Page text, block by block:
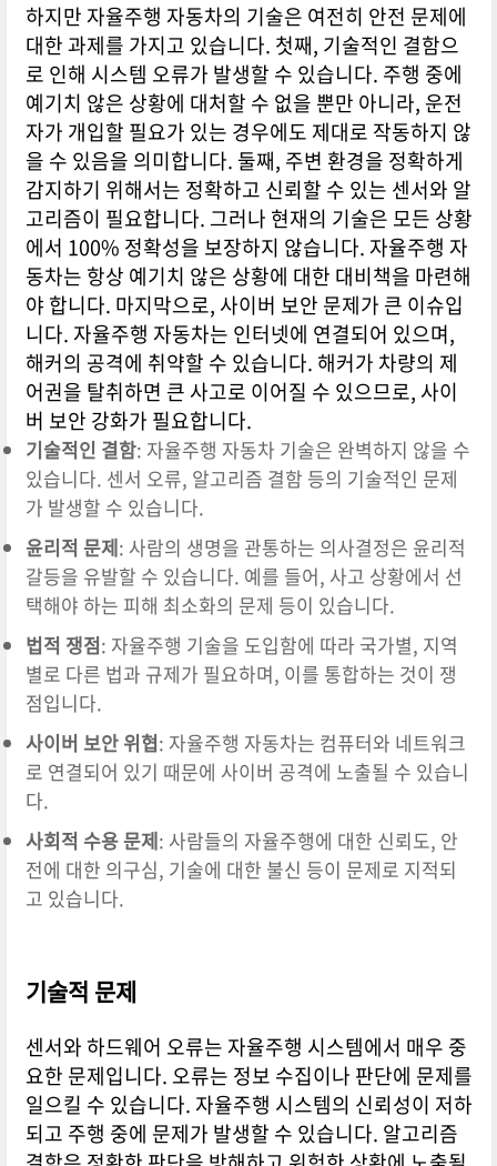
하지만 자율주행 자동차의 기술은 여전히 안전 문제에
대한 과제를 가지고 있습니다. 첫째, 기술적인 결함으
로 인해 시스템 오류가 발생할 수 있습니다. 주행 중에
예기치 않은 상황에 대처할 수 없을 뿐만 아니라, 운전
자가 개입할 필요가 있는 경우에도 제대로 작동하지 않
을 수 있음을 의미합니다. 둘째, 주변 환경을 정확하게
감지하기 위해서는 정확하고 신뢰할 수 있는 센서와 알
고리즘이 필요합니다. 그러나 현재의 기술은 모든 상황
에서 100% 정확성을 보장하지 않습니다. 자율주행 자
동차는 항상 예기치 않은 상황에 대한 대비책을 마련해
야 합니다. 마지막으로, 사이버 보안 문제가 큰 이슈입
니다. 자율주행 자동차는 인터넷에 연결되어 있으며,
해커의 공격에 취약할 수 있습니다. 해커가 차량의 제
어권을 탈취하면 큰 사고로 이어질 수 있으므로, 사이
버 보안 강화가 필요합니다.
기술적인 결함: 자율주행 자동차 기술은 완벽하지 않을 수
있습니다. 센서 오류, 알고리즘 결함 등의 기술적인 문제
가 발생할 수 있습니다.
윤리적 문제: 사람의 생명을 관통하는 의사결정은 윤리적
갈등을 유발할 수 있습니다. 예를 들어, 사고 상황에서 선
택해야 하는 피해 최소화의 문제 등이 있습니다.
법적 쟁점: 자율주행 기술을 도입함에 따라 국가별, 지역
별로 다른 법과 규제가 필요하며, 이를 통합하는 것이 쟁
점입니다.
사이버 보안 위협: 자율주행 자동차는 컴퓨터와 네트워크
로 연결되어 있기 때문에 사이버 공격에 노출될 수 있습니
다.
사회적 수용 문제: 사람들의 자율주행에 대한 신뢰도, 안
전에 대한 의구심, 기술에 대한 불신 등이 문제로 지적되
고 있습니다.
기술적 문제
센서와 하드웨어 오류는 자율주행 시스템에서 매우 중
요한 문제입니다. 오류는 정보 수집이나 판단에 문제를
일으킬 수 있습니다. 자율주행 시스템의 신뢰성이 저하
되고 주행 중에 문제가 발생할 수 있습니다. 알고리즘